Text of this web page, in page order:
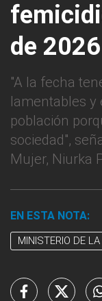
de 2026
"A la fecha
lamentables y
población
sociedad",
Mujer, Niurka
EN ESTA NOTA:
MINISTERIO DE